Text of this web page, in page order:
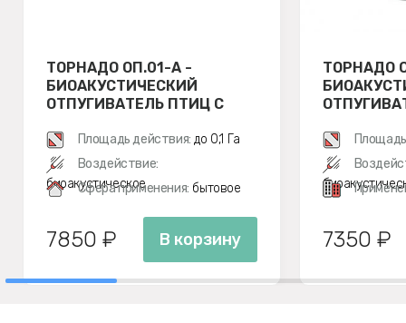
ТОРНАДО ОП.01-А -
БИОАКУСТИЧЕСКИЙ
ОТПУГИВАТЕЛЬ ПТИЦ С
Площадь действия: до 0,1 Га
Воздействие:
биоакустическое
Сфера применения: бытовое
7850 ₽ В корзину
ТОРНАДО
7350 ₽